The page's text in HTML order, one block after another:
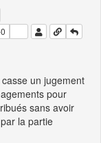
un jugement
pour
sans avoir
la partie